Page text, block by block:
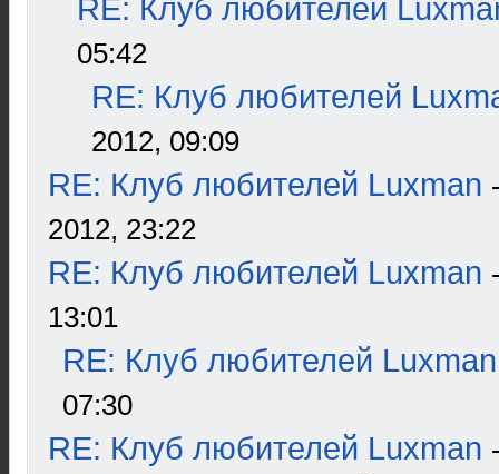
RE: Клуб любителей
05:42
RE: Клуб любителей
2012, 09:09
RE: Клуб любителей Luxman
2012, 23:22
RE: Клуб любителей Luxman
13:01
RE: Клуб любителей Luxman
07:30
RE: Клуб любителей Luxman